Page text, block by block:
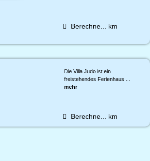
Berechne... km
Die Villa Judo ist ein
freistehendes Ferienhaus ...
mehr
Berechne... km